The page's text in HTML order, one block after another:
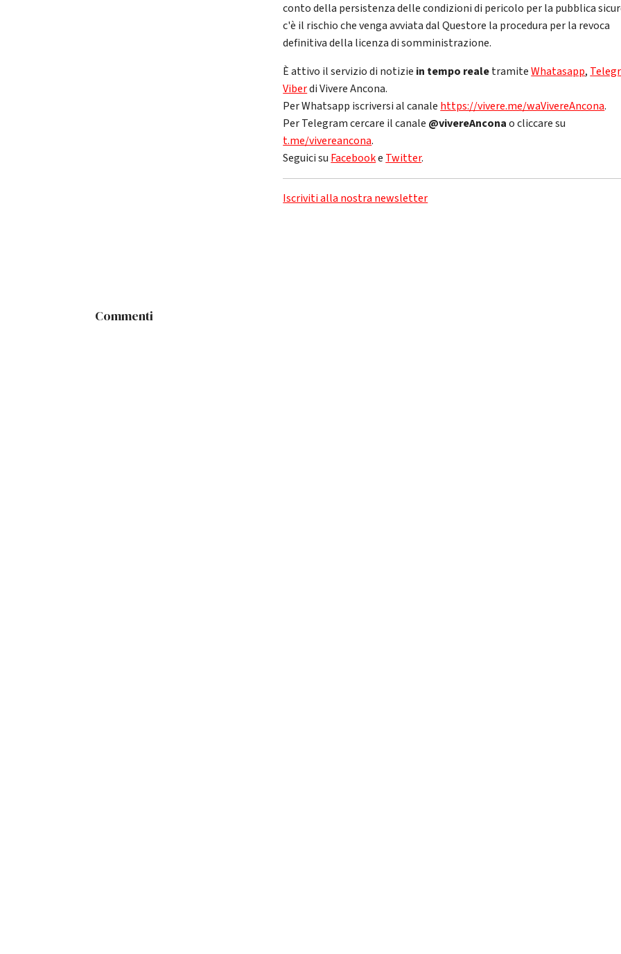
conto della persistenza delle condizioni di pericolo per la pubblica
c'è il rischio che venga avviata dal Questore la procedura per la revoca
definitiva della licenza di somministrazione.
È attivo il servizio di notizie in tempo realetramiteWhatasapp,
Viberdi Vivere Ancona.
Per Whatsapp iscriversi al canale https://vivere.me/waVivereAncona.
Per Telegram cercare il canale @vivereAnconao cliccare su
t.me/vivereancona.
Seguici su Facebooke Twitter.
Iscriviti alla nostra newsletter
Commenti